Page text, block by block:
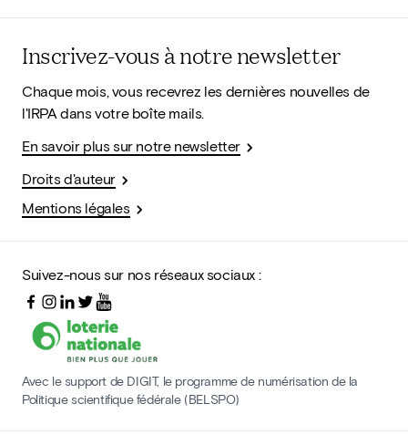
Inscrivez-vous à notre newsletter
Chaque mois, vous recevrez les dernières nouvelles de
l'IRPA dans votre boîte mails.
En savoir plus sur notre newsletter
Droits d'auteur
Mentions légales
Suivez-nous sur nos réseaux sociaux :
Avec le support de DIGIT, le programme de numérisation de la
Politique scientifique fédérale (BELSPO)